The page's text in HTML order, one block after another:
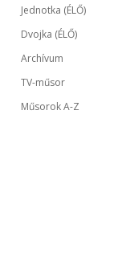
Jednotka (ÉLŐ)
Dvojka (ÉLŐ)
Archívum
TV-műsor
Műsorok A-Z